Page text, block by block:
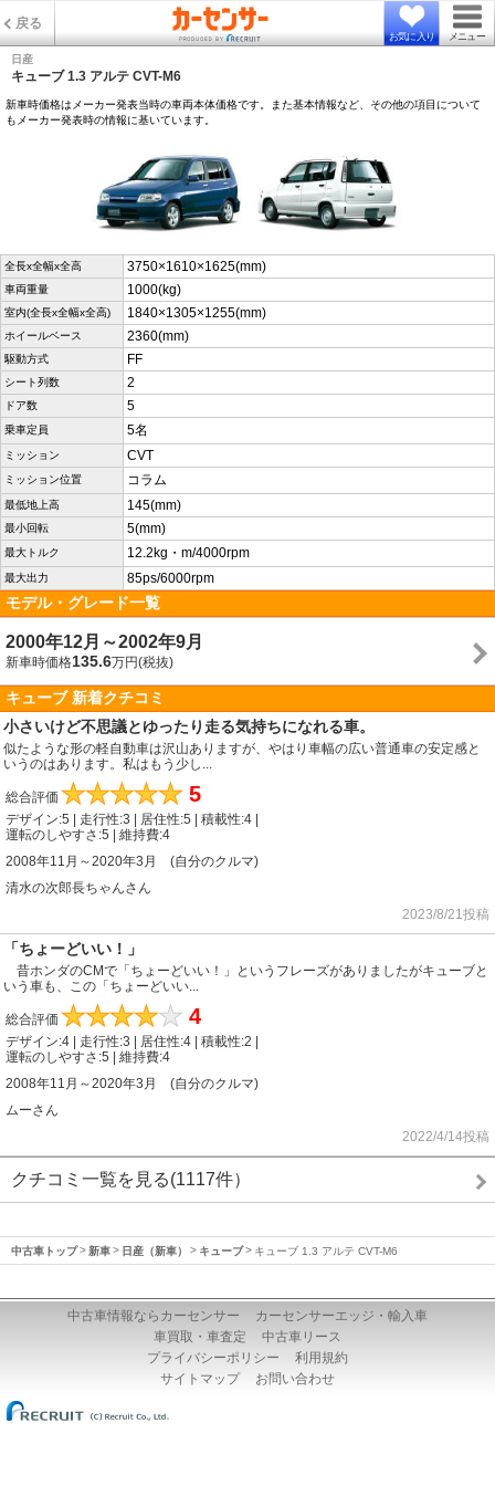
戻る
お気に入り メニュー
日産
キューブ 1.3 アルテ CVT-M6
新車時価格はメーカー発表当時の車両本体価格です。また基本情報など、その他の項目について
もメーカー発表時の情報に基いています。
全長x全幅x全高 3750×1610×1625(mm)
車両重量 1000(kg)
室内(全長x全幅x全高) 1840×1305×1255(mm)
ホイールベース 2360(mm)
駆動方式 FF
シート列数 2
ドア数 5
乗車定員 5名
ミッション CVT
ミッション位置 コラム
最低地上高 145(mm)
最小回転 5(mm)
最大トルク 12.2kg・m/4000rpm
最大出力 85ps/6000rpm
モデル・グレード一覧
2000年12月～2002年9月
新車時価格135.6万円(税抜)
キューブ 新着クチコミ
小さいけど不思議とゆったり走る気持ちになれる車。
似たような形の軽自動車は沢山ありますが、やはり車幅の広い普通車の安定感と
いうのはあります。私はもう少し...
総合評価 ★★★★★ 5
デザイン:5 | 走行性:3 | 居住性:5 | 積載性:4 |
運転のしやすさ:5 | 維持費:4
2008年11月～2020年3月 (自分のクルマ)
清水の次郎長ちゃんさん
2023/8/21投稿
「ちょーどいい！」
昔ホンダのCMで「ちょーどいい！」というフレーズがありましたがキューブと
いう車も、この「ちょーどいい...
総合評価 ★★★★★ 4
デザイン:4 | 走行性:3 | 居住性:4 | 積載性:2 |
運転のしやすさ:5 | 維持費:4
2008年11月～2020年3月 (自分のクルマ)
ムーさん
2022/4/14投稿
クチコミ一覧を見る(1117件）
中古車トップ 新車 日産（新車） キューブ キューブ 1.3 アルテ CVT-M6
中古車情報ならカーセンサー
カーセンサーエッジ・輸入車
車買取・車査定
中古車リース
プライバシーポリシー
利用規約
サイトマップ
お問い合わせ